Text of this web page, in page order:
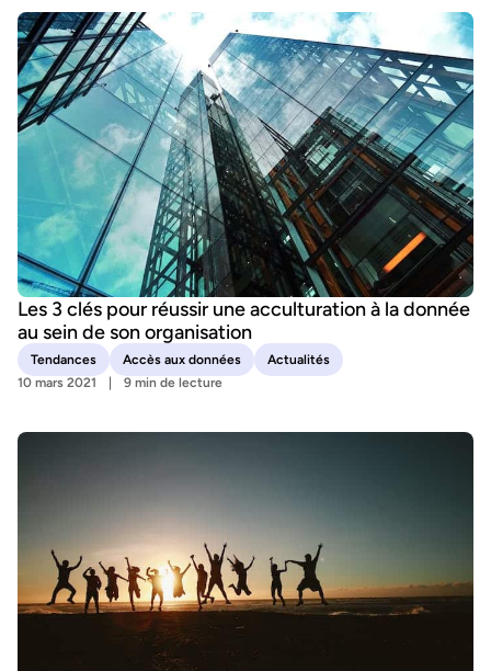
Les 3 clés pour réussir une acculturation à la donnée
au sein de son organisation
Tendances Accès aux données
Actualités
10 mars 2021
9 min de lecture